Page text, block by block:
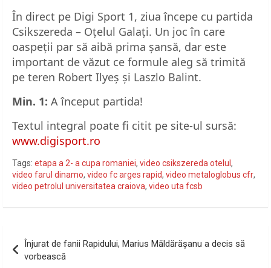
În direct pe Digi Sport 1, ziua începe cu partida
Csikszereda – Oțelul Galați. Un joc în care
oaspeții par să aibă prima șansă, dar este
important de văzut ce formule aleg să trimită
pe teren Robert Ilyeș și Laszlo Balint.
Min. 1: A început partida!
Textul integral poate fi citit pe site-ul sursă:
www.digisport.ro
Tags: etapa a 2- a cupa romaniei, video csikszereda otelul ,
video farul dinamo, video fc arges rapid, video metaloglobus cfr,
video petrolul universitatea craiova, video uta fcsb
Navigare
în
Înjurat de fanii Rapidului, Marius Măldărășanu a decis să
vorbească